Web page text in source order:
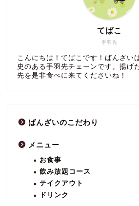
手羽先
てばこ
こんにちは！てばこです！ばんざい
史のある手羽先チェーンです。揚げ
先を是非食べに来てくださいね！
ばんざいのこだわり
メニュー
お食事
飲み放題コース
テイクアウト
ドリンク